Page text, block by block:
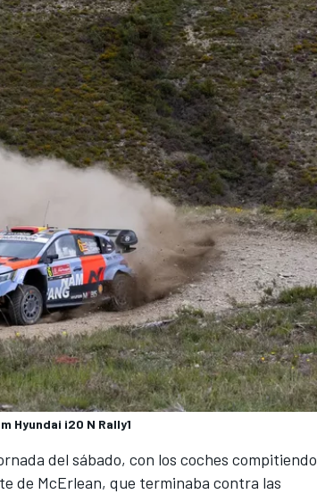
Hyundai i20 N Rally1
del sábado, con los coches compitiendo
de McErlean, que terminaba contra las